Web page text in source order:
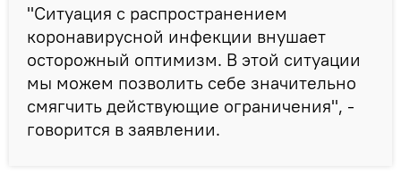
"Ситуация с распространением
коронавирусной инфекции внушает
осторожный оптимизм. В этой ситуации
мы можем позволить себе значительно
смягчить действующие ограничения", -
говорится в заявлении.